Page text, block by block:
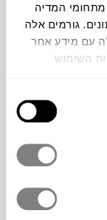
המדיה
גורמים אלה
עם מידע אחר
השימוש